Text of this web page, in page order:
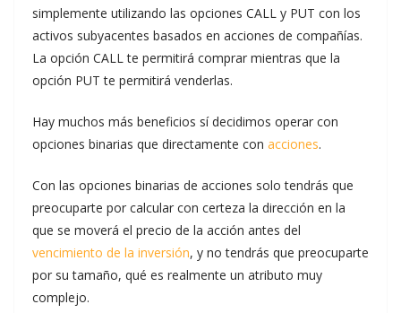
simplemente utilizando las opciones CALL y PUT con los
activos subyacentes basados en acciones de compañías.
La opción CALL te permitirá comprar mientras que la
opción PUT te permitirá venderlas.
Hay muchos más beneficios sí decidimos operar con
opciones binarias que directamente con acciones.
Con las opciones binarias de acciones solo tendrás que
preocuparte por calcular con certeza la dirección en la
que se moverá el precio de la acción antes del
vencimiento de la inversión, y no tendrás que preocuparte
por su tamaño, qué es realmente un atributo muy
complejo.